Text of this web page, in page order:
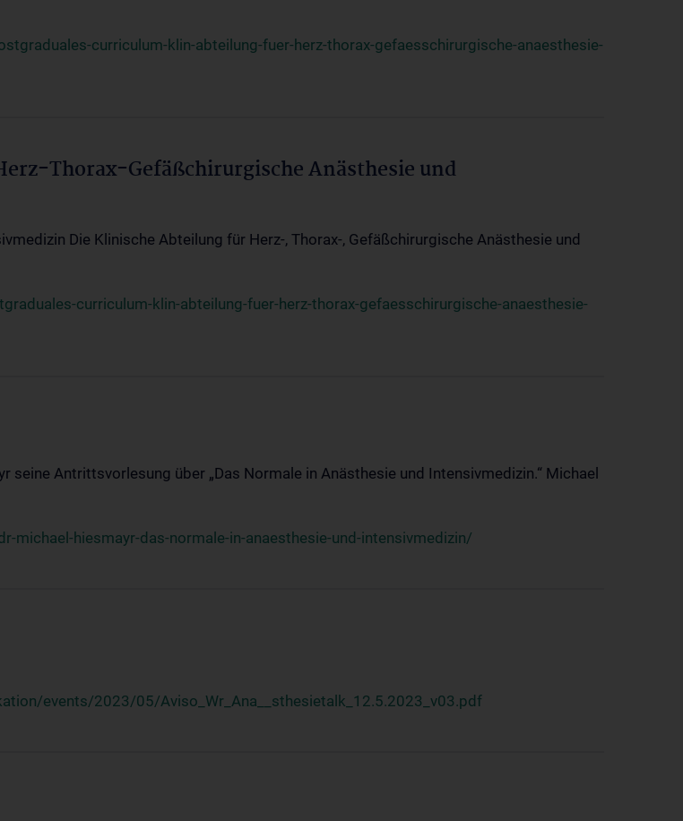
curriculum-klin-abteilung-fuer-herz-thorax-gefaesschirurgische-anaesthesie-
Thorax-Gefäßchirurgische Anästhesie und
Die Klinische Abteilung für Herz-, Thorax-, Gefäßchirurgische Anästhesie und
curriculum-klin-abteilung-fuer-herz-thorax-gefaesschirurgische-anaesthesie-
seine Antrittsvorlesung über „Das Normale in Anästhesie und Intensivmedizin.“ Michael
hiesmayr-das-normale-in-anaesthesie-und-intensivmedizin/
events/2023/05/Aviso_Wr_Ana__sthesietalk_12.5.2023_v03.pdf